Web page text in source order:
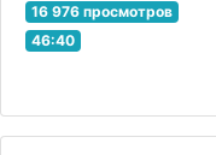
16 976 просмотров
46:40